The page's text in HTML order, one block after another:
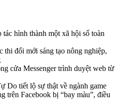
hình thành một xã hội số toàn
đổi mới sáng tạo nông nghiệp,
cửa Messenger trình duyệt web từ
Do tiết lộ sự thật về ngành game
trên Facebook bị “bay màu”, điều